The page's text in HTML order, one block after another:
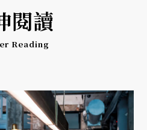
閱讀
Reading